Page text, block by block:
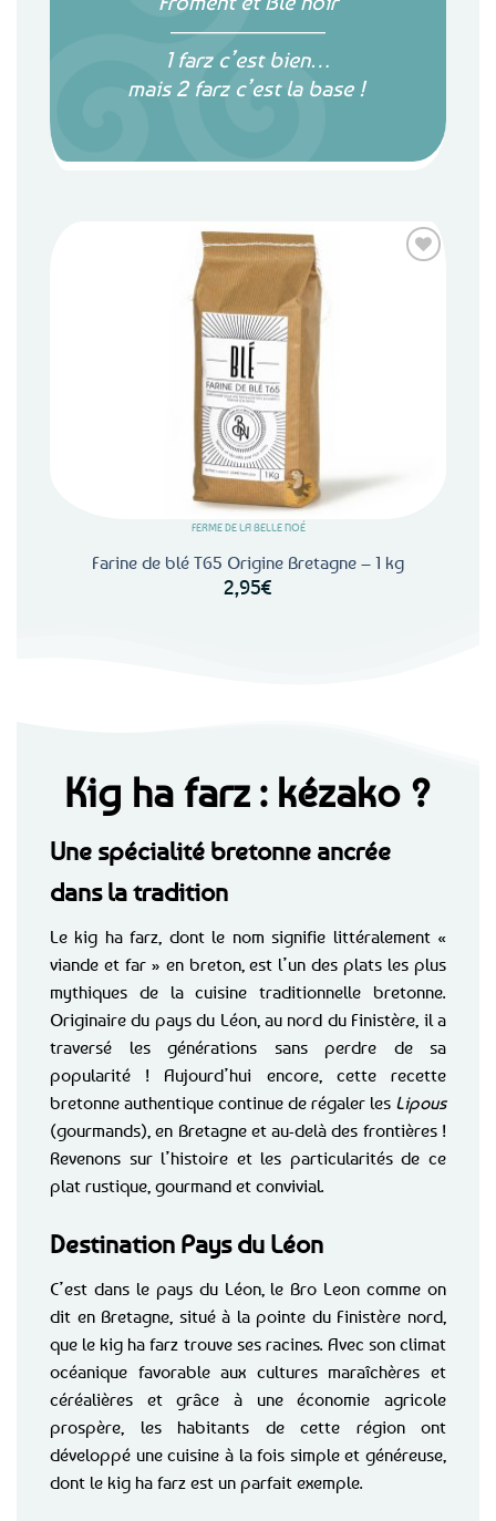
Ajouter
aux
favoris
T65 Origine Bretagne – 1 kg
―――――――
1 farz c’est bien…
mais 2 farz c’est la base !
Kig ha farz : kézako ?
Une spécialité bretonne ancrée
dans la tradition
Le kig ha farz, dont le nom signifie littéralement «
viande et far » en breton, est l’un des plats les plus
mythiques de la cuisine traditionnelle bretonne.
Originaire du pays du Léon, au nord du Finistère, il a
traversé les générations sans perdre de sa
popularité ! Aujourd’hui encore, cette recette
bretonne authentique continue de régaler les Lipous
(gourmands), en Bretagne et au-delà des frontières !
Revenons sur l’histoire et les particularités de ce
plat rustique, gourmand et convivial.
Destination Pays du Léon
C’est dans le pays du Léon, le Bro Leon comme on
dit en Bretagne, situé à la pointe du Finistère nord,
que le kig ha farz trouve ses racines. Avec son climat
océanique favorable aux cultures maraîchères et
céréalières et grâce à une économie agricole
prospère, les habitants de cette région ont
développé une cuisine à la fois simple et généreuse,
dont le kig ha farz est un parfait exemple.